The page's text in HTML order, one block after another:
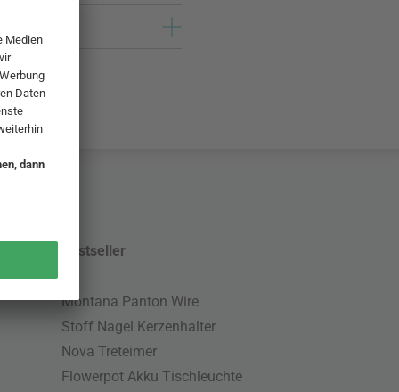
Bestseller
Montana Panton Wire
Stoff Nagel Kerzenhalter
Nova Treteimer
Flowerpot Akku Tischleuchte